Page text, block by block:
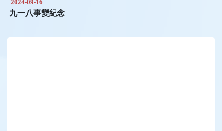
2024-09-16
九一八事變紀念